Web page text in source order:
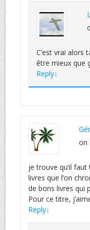
C’est vrai alors
être mieux que
Reply↓
on
je trouve qu’il
livres que l’on
de bons livres qui
Pour ce titre,
Reply↓